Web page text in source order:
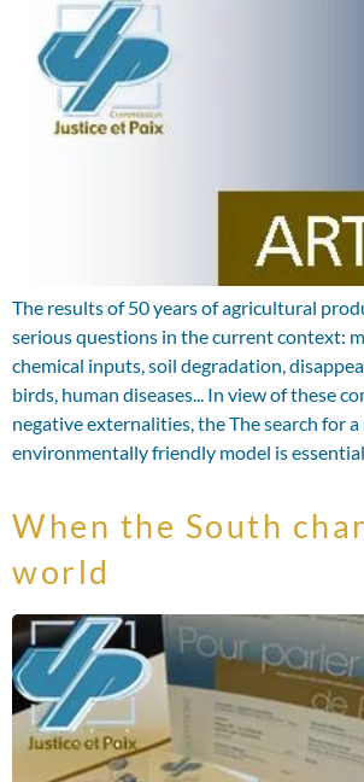
The results of 50 years of agricultural
serious questions in the current context:
chemical inputs, soil degradation,
birds, human diseases... In view of these
negative externalities, the The search for a
environmentally friendly model is essential.
When the South
world